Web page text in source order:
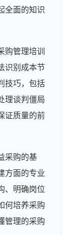
全面的知识
购管理培训
识别成本节
技巧，包括
理谈判僵局
证质量的前
采购的基
方面的专业
、明确岗位
何培养采购
管理的采购